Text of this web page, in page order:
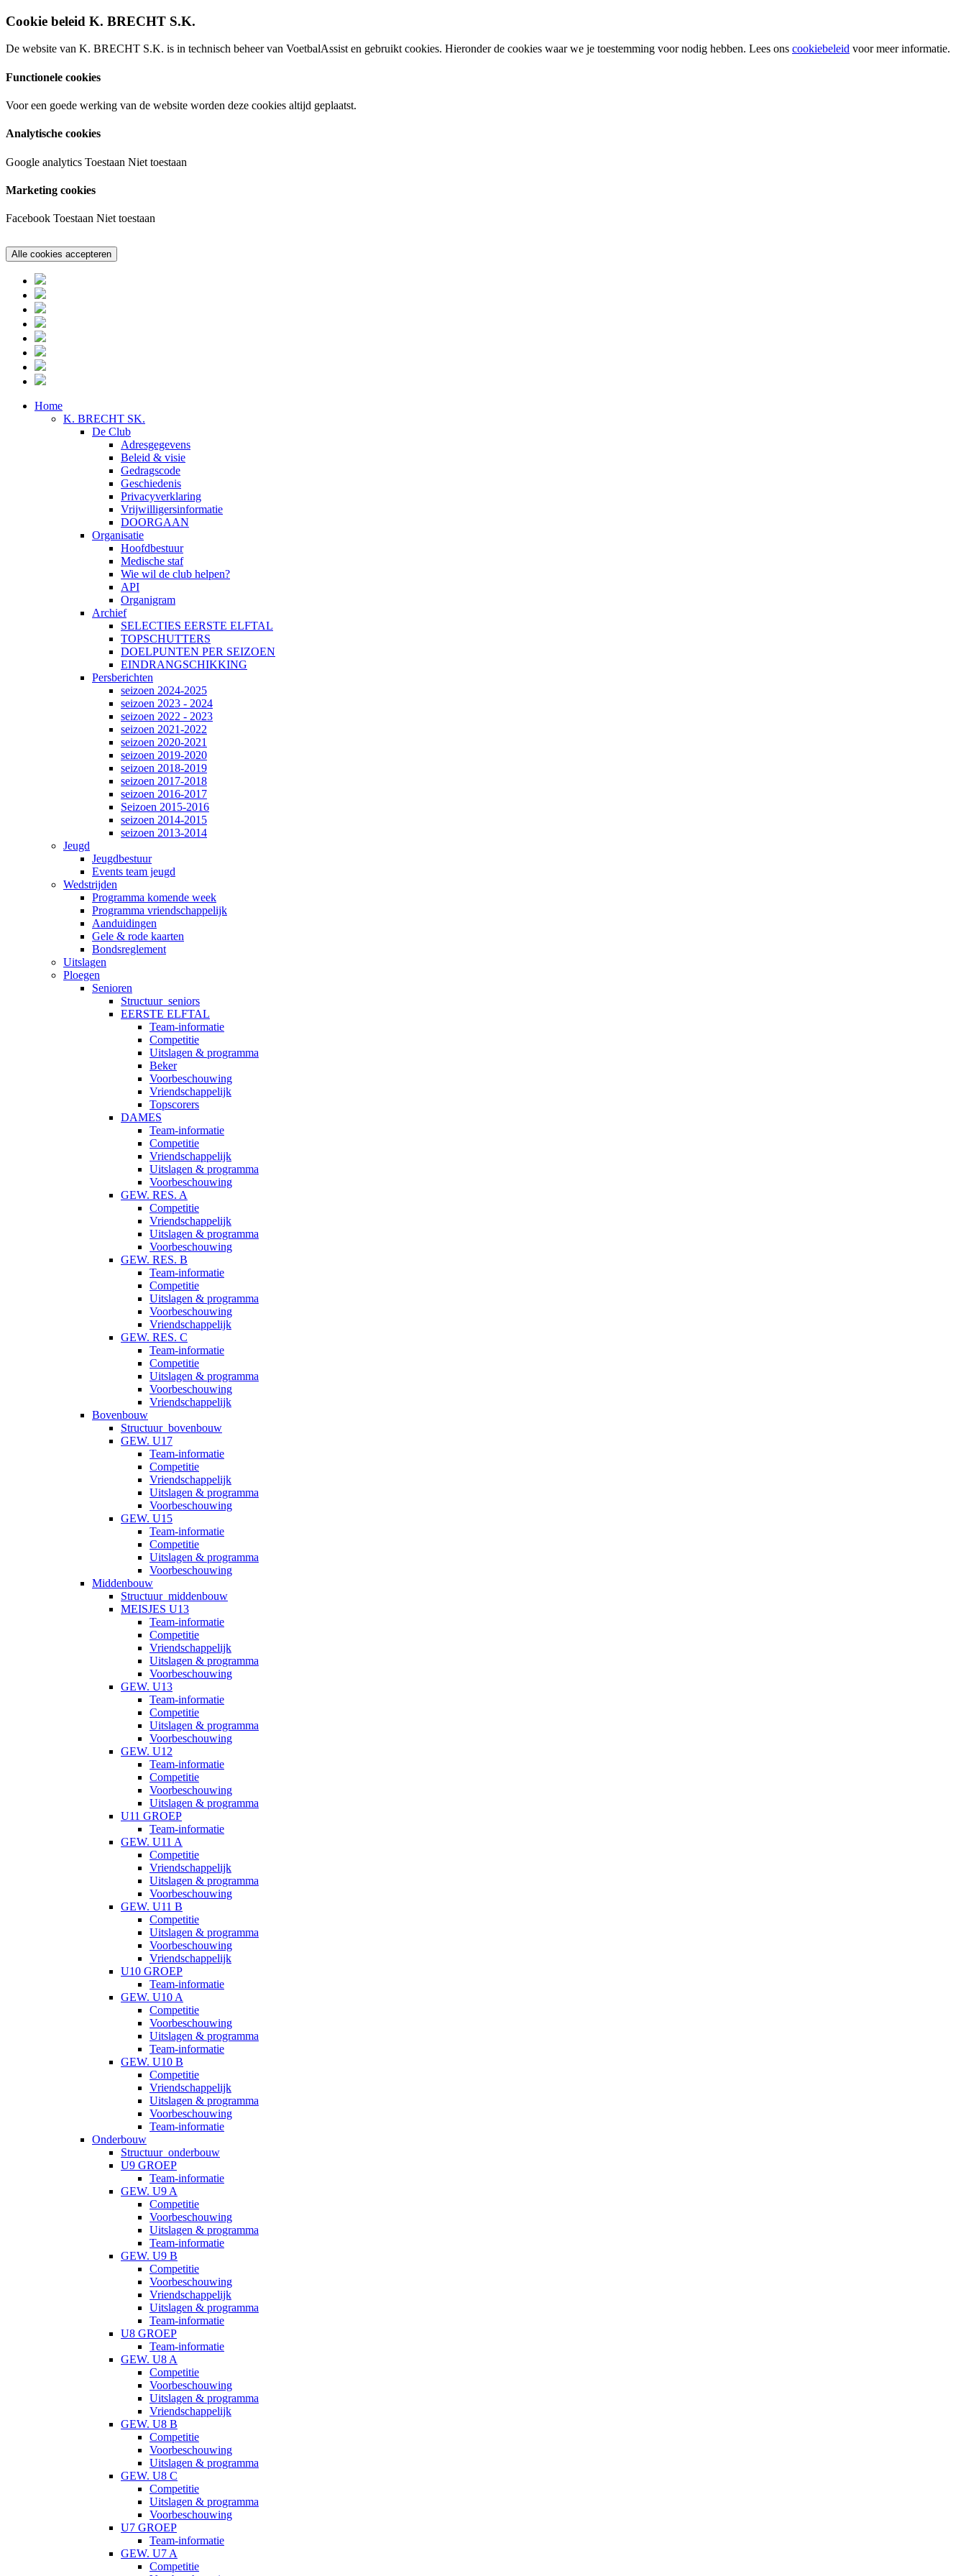
Cookie beleid K. BRECHT S.K.
De website van K. BRECHT S.K. is in technisch beheer van VoetbalAssist en gebruikt cookies. Hieronder de cookies waar we je toestemming voor nodig hebben. Lees ons cookiebeleid voor meer informatie.
Functionele cookies
Voor een goede werking van de website worden deze cookies altijd geplaatst.
Analytische cookies
Google analytics Toestaan Niet toestaan
Marketing cookies
Facebook Toestaan Niet toestaan
Home
K. BRECHT SK.
De Club
Adresgegevens
Beleid & visie
Gedragscode
Geschiedenis
Privacyverklaring
Vrijwilligersinformatie
DOORGAAN
Organisatie
Hoofdbestuur
Medische staf
Wie wil de club helpen?
API
Organigram
Archief
SELECTIES EERSTE ELFTAL
TOPSCHUTTERS
DOELPUNTEN PER SEIZOEN
EINDRANGSCHIKKING
Persberichten
seizoen 2024-2025
seizoen 2023 - 2024
seizoen 2022 - 2023
seizoen 2021-2022
seizoen 2020-2021
seizoen 2019-2020
seizoen 2018-2019
seizoen 2017-2018
seizoen 2016-2017
Seizoen 2015-2016
seizoen 2014-2015
seizoen 2013-2014
Jeugd
Jeugdbestuur
Events team jeugd
Wedstrijden
Programma komende week
Programma vriendschappelijk
Aanduidingen
Gele & rode kaarten
Bondsreglement
Uitslagen
Ploegen
Senioren
Structuur_seniors
EERSTE ELFTAL
Team-informatie
Competitie
Uitslagen & programma
Beker
Voorbeschouwing
Vriendschappelijk
Topscorers
DAMES
Team-informatie
Competitie
Vriendschappelijk
Uitslagen & programma
Voorbeschouwing
GEW. RES. A
Competitie
Vriendschappelijk
Uitslagen & programma
Voorbeschouwing
GEW. RES. B
Team-informatie
Competitie
Uitslagen & programma
Voorbeschouwing
Vriendschappelijk
GEW. RES. C
Team-informatie
Competitie
Uitslagen & programma
Voorbeschouwing
Vriendschappelijk
Bovenbouw
Structuur_bovenbouw
GEW. U17
Team-informatie
Competitie
Vriendschappelijk
Uitslagen & programma
Voorbeschouwing
GEW. U15
Team-informatie
Competitie
Uitslagen & programma
Voorbeschouwing
Middenbouw
Structuur_middenbouw
MEISJES U13
Team-informatie
Competitie
Vriendschappelijk
Uitslagen & programma
Voorbeschouwing
GEW. U13
Team-informatie
Competitie
Uitslagen & programma
Voorbeschouwing
GEW. U12
Team-informatie
Competitie
Voorbeschouwing
Uitslagen & programma
U11 GROEP
Team-informatie
GEW. U11 A
Competitie
Vriendschappelijk
Uitslagen & programma
Voorbeschouwing
GEW. U11 B
Competitie
Uitslagen & programma
Voorbeschouwing
Vriendschappelijk
U10 GROEP
Team-informatie
GEW. U10 A
Competitie
Voorbeschouwing
Uitslagen & programma
Team-informatie
GEW. U10 B
Competitie
Vriendschappelijk
Uitslagen & programma
Voorbeschouwing
Team-informatie
Onderbouw
Structuur_onderbouw
U9 GROEP
Team-informatie
GEW. U9 A
Competitie
Voorbeschouwing
Uitslagen & programma
Team-informatie
GEW. U9 B
Competitie
Voorbeschouwing
Vriendschappelijk
Uitslagen & programma
Team-informatie
U8 GROEP
Team-informatie
GEW. U8 A
Competitie
Voorbeschouwing
Uitslagen & programma
Vriendschappelijk
GEW. U8 B
Competitie
Voorbeschouwing
Uitslagen & programma
GEW. U8 C
Competitie
Uitslagen & programma
Voorbeschouwing
U7 GROEP
Team-informatie
GEW. U7 A
Competitie